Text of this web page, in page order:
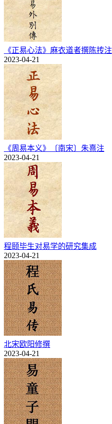
《正易心法》麻衣道者撰陈抟注
2023-04-21
《周易本义》〔南宋〕朱熹注
2023-04-21
程颐毕生对易学的研究集成
2023-04-21
北宋欧阳修撰
2023-04-21